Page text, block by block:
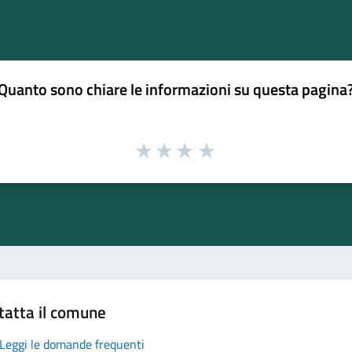
sono chiare le informazioni su questa
il comune
Leggi le domande frequenti